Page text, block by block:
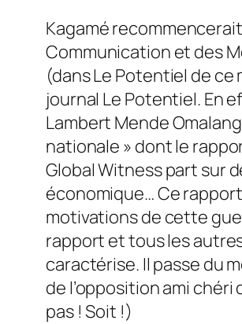
Kagamé
Communication et des
(dans Le Potentiel de
journal Le Potentiel. En
Lambert Mende
nationale » dont le
Global Witness part sur
économique… Ce
motivations de cette
rapport et tous les
caractérise. Il passe du
de l’opposition ami chéri
pas ! Soit !)